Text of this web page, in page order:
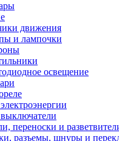
движения
и лампочки
освещение
переноски и
разъемы, шнуры и